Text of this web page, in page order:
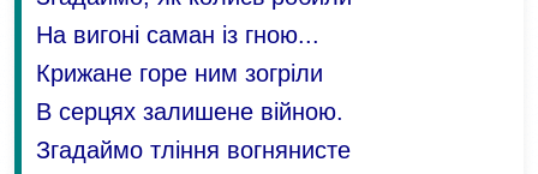
На вигоні саман із гною...
Крижане горе ним зогріли
В серцях залишене війною.
Згадаймо тління вогнянисте